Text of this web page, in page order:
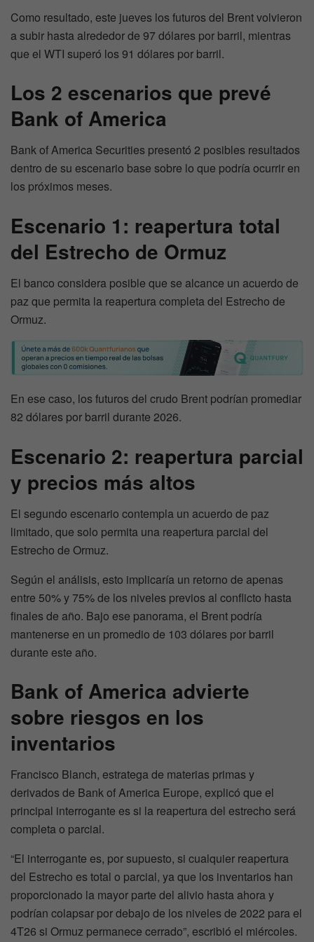
Como resultado, este jueves los futuros del Brent volvieron
a subir hasta alrededor de 97 dólares por barril, mientras
que el WTI superó los 91 dólares por barril.
Los 2 escenarios que prevé
Bank of America
Bank of America Securities presentó 2 posibles resultados
dentro de su escenario base sobre lo que podría ocurrir en
los próximos meses.
Escenario 1: reapertura total
del Estrecho de Ormuz
El banco considera posible que se alcance un acuerdo de
paz que permita la reapertura completa del Estrecho de
Ormuz.
En ese caso, los futuros del crudo Brent podrían promediar
82 dólares por barril durante 2026.
Escenario 2: reapertura parcial
y precios más altos
El segundo escenario contempla un acuerdo de paz
limitado, que solo permita una reapertura parcial del
Estrecho de Ormuz.
Según el análisis, esto implicaría un retorno de apenas
entre 50% y 75% de los niveles previos al conflicto hasta
finales de año. Bajo ese panorama, el Brent podría
mantenerse en un promedio de 103 dólares por barril
durante este año.
Bank of America advierte
sobre riesgos en los
inventarios
Francisco Blanch, estratega de materias primas y
derivados de Bank of America Europe, explicó que el
principal interrogante es si la reapertura del estrecho será
completa o parcial.
“El interrogante es, por supuesto, si cualquier reapertura
del Estrecho es total o parcial, ya que los inventarios han
proporcionado la mayor parte del alivio hasta ahora y
podrían colapsar por debajo de los niveles de 2022 para el
4T26 si Ormuz permanece cerrado”, escribió el miércoles.